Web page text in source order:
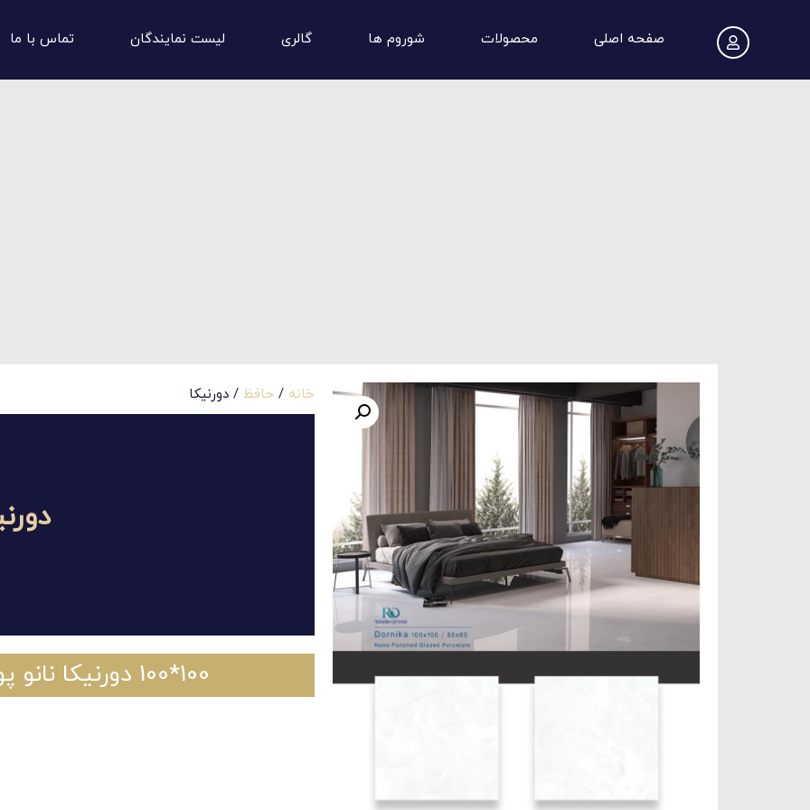
صفحه اصلی محصولات شوروم ها گالری لیست نمایندگان تماس با ما
خانه / حافظ / دورنیکا
100*100 دورنیکا نانو پولیش کارخانه حافظ